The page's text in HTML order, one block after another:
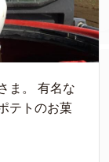
ま。 有名な
テトのお菓